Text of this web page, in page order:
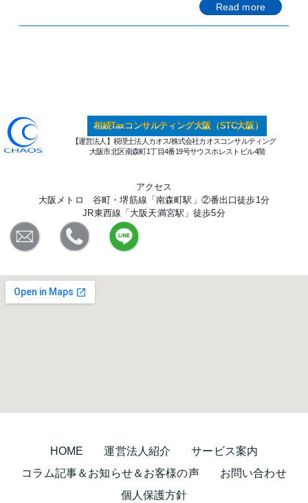
Read more
相続Taxコンサルティング大阪（STC大阪）
【運営法人】税理士法人カオス/株式会社カオスコンサルティング
大阪市北区南森町1丁目4番19号サウスホレストビル4階
アクセス
大阪メトロ 谷町・堺筋線「南森町駅」②番出口徒歩1分
JR東西線「大阪天満宮駅」徒歩5分
HOME 運営法人紹介
サービス案内
コラム記事＆お知らせ＆お客様の声
お問い合わせ
個人保護方針